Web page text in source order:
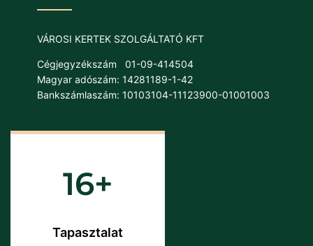
VÁROSI KERTEK SZOLGÁLTATÓ KFT
Cégjegyzékszám
01-09-414504
Magyar adószám: 14281189-1-42
Bankszámlaszám: 10103104-11123900-01001003
16
Tapasztalat